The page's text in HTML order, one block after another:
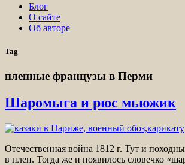
Блог
О сайте
Об авторе
Tag
пленные французы в Перми
Шаромыга и рюс мьюжик
Отечественная война 1812 г. Тут и
в плен. Тогда же и появилось словечко